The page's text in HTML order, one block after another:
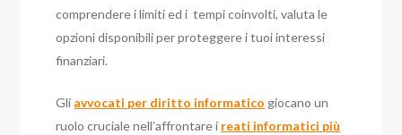
comprendere i limiti ed i tempi coinvolti, valuta le
opzioni disponibili per proteggere i tuoi interessi
finanziari.
Gli avvocati per diritto informatico giocano un
ruolo cruciale nell’affrontare i reati informatici più